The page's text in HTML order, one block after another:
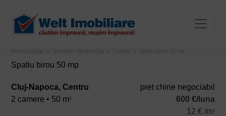
Prima pagina Inchiriere Birouri Cluj Centru Spatiu birou 50 mp
Spatiu birou 50 mp
Cluj-Napoca, Centru
2 camere • 50 m2
pret chirie negociabil
600 €/luna
12 € /m2